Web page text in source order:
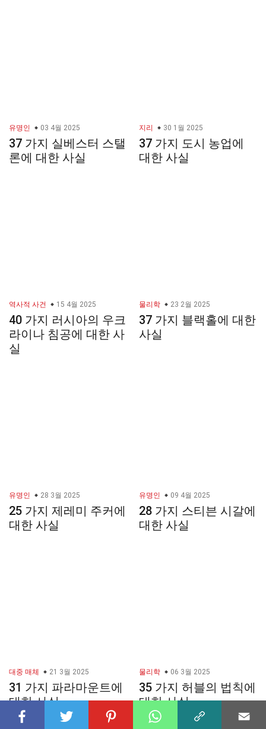
유명인 03 4월 2025
37 가지 실베스터 스탤
론에 대한 사실
지리 30 1월 2025
37 가지 도시 농업에
대한 사실
역사적 사건 15 4월 2025
40 가지 러시아의 우크
라이나 침공에 대한 사
실
물리학 23 2월 2025
37 가지 블랙홀에 대한
사실
유명인 28 3월 2025
25 가지 제레미 주커에
대한 사실
유명인 09 4월 2025
28 가지 스티븐 시갈에
대한 사실
대중 매체 21 3월 2025
31 가지 파라마운트에
대한 사실
물리학 06 3월 2025
35 가지 허블의 법칙에
대한 사실